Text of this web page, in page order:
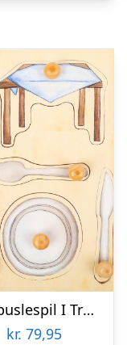
Knoppuslespil I Træ – Hverdags Ting – 10 Brikker – Small Foot
kr. 79,95